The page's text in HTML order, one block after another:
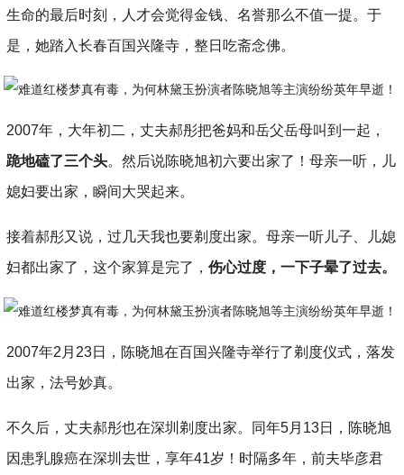
生命的最后时刻，人才会觉得金钱、名誉那么不值一提。于
是，她踏入长春百国兴隆寺，整日吃斋念佛。
2007年，大年初二，丈夫郝彤把爸妈和岳父岳母叫到一起，
跪地磕了三个头。然后说陈晓旭初六要出家了！母亲一听，儿
媳妇要出家，瞬间大哭起来。
接着郝彤又说，过几天我也要剃度出家。母亲一听儿子、儿媳
妇都出家了，这个家算是完了，伤心过度，一下子晕了过去。
2007年2月23日，陈晓旭在百国兴隆寺举行了剃度仪式，落发
出家，法号妙真。
不久后，丈夫郝彤也在深圳剃度出家。同年5月13日，陈晓旭
因患乳腺癌在深圳去世，享年41岁！时隔多年，前夫毕彦君